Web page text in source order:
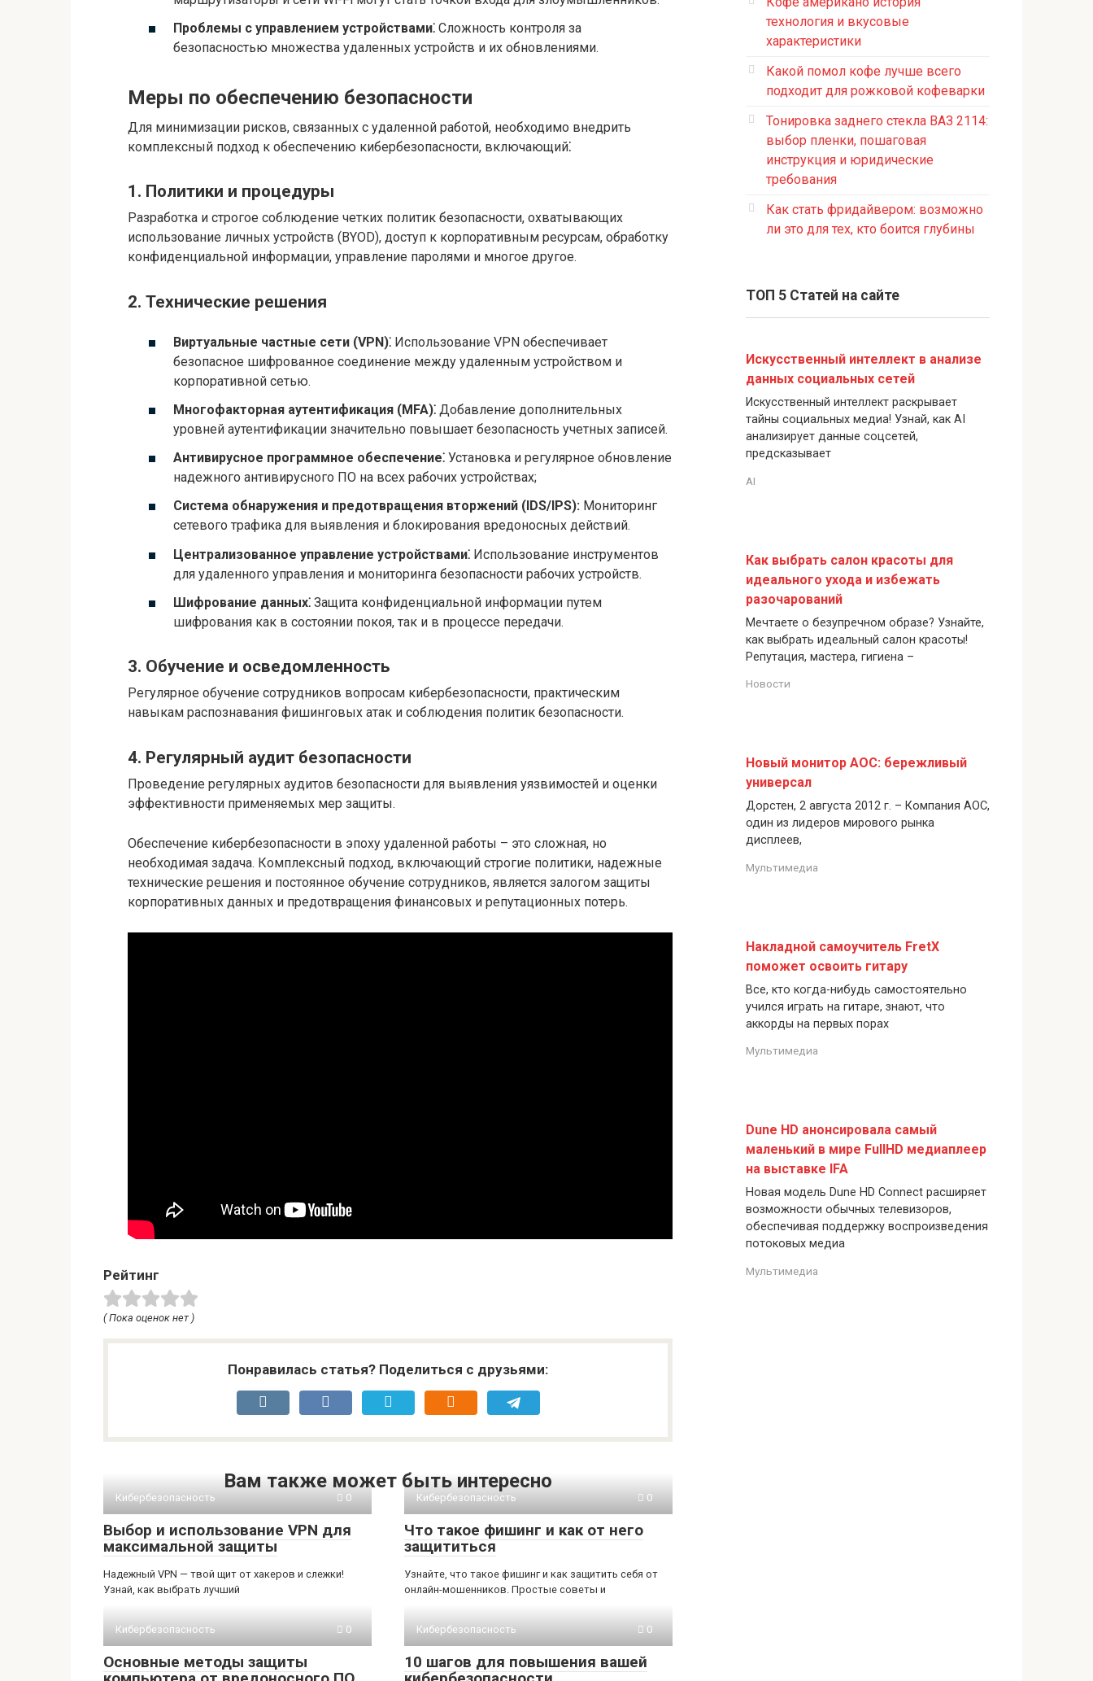
Проблемы с управлением устройствами⁚ Сложность контроля за
безопасностью множества удаленных устройств и их обновлениями.
Меры по обеспечению безопасности
Для минимизации рисков, связанных с удаленной работой, необходимо внедрить
комплексный подход к обеспечению кибербезопасности, включающий⁚
1. Политики и процедуры
Разработка и строгое соблюдение четких политик безопасности, охватывающих
использование личных устройств (BYOD), доступ к корпоративным ресурсам, обработку
конфиденциальной информации, управление паролями и многое другое.
2. Технические решения
Виртуальные частные сети (VPN)⁚ Использование VPN обеспечивает
безопасное шифрованное соединение между удаленным устройством и
корпоративной сетью.
Многофакторная аутентификация (MFA)⁚ Добавление дополнительных
уровней аутентификации значительно повышает безопасность учетных записей.
Антивирусное программное обеспечение⁚ Установка и регулярное обновление
надежного антивирусного ПО на всех рабочих устройствах;
Система обнаружения и предотвращения вторжений (IDS/IPS): Мониторинг
сетевого трафика для выявления и блокирования вредоносных действий.
Централизованное управление устройствами⁚ Использование инструментов
для удаленного управления и мониторинга безопасности рабочих устройств.
Шифрование данных⁚ Защита конфиденциальной информации путем
шифрования как в состоянии покоя, так и в процессе передачи.
3. Обучение и осведомленность
Регулярное обучение сотрудников вопросам кибербезопасности, практическим
навыкам распознавания фишинговых атак и соблюдения политик безопасности.
4. Регулярный аудит безопасности
Проведение регулярных аудитов безопасности для выявления уязвимостей и оценки
эффективности применяемых мер защиты.
Обеспечение кибербезопасности в эпоху удаленной работы – это сложная, но
необходимая задача. Комплексный подход, включающий строгие политики, надежные
технические решения и постоянное обучение сотрудников, является залогом защиты
корпоративных данных и предотвращения финансовых и репутационных потерь.
Рейтинг
( Пока оценок нет )
Понравилась статья? Поделиться с друзьями:
Вам также может быть интересно
Кибербезопасность 0
Выбор и использование VPN для
максимальной защиты
Надежный VPN — твой щит от хакеров и слежки!
Узнай, как выбрать лучший
Кибербезопасность 0
Что такое фишинг и как от него
защититься
Узнайте, что такое фишинг и как защитить себя от
онлайн-мошенников. Простые советы и
Кибербезопасность 0
Основные методы защиты
Кибербезопасность 0
10 шагов для повышения вашей
технология и вкусовые
характеристики
Какой помол кофе лучше всего
подходит для рожковой кофеварки
Тонировка заднего стекла ВАЗ 2114:
выбор пленки, пошаговая
инструкция и юридические
требования
Как стать фридайвером: возможно
ли это для тех, кто боится глубины
ТОП 5 Статей на сайте
Искусственный интеллект в анализе
данных социальных сетей
Искусственный интеллект раскрывает
тайны социальных медиа! Узнай, как AI
анализирует данные соцсетей,
предсказывает
AI
Как выбрать салон красоты для
идеального ухода и избежать
разочарований
Мечтаете о безупречном образе? Узнайте,
как выбрать идеальный салон красоты!
Репутация, мастера, гигиена –
Новости
Новый монитор AOC: бережливый
универсал
Дорстен, 2 августа 2012 г. – Компания AOC,
один из лидеров мирового рынка
дисплеев,
Мультимедиа
Накладной самоучитель FretX
поможет освоить гитару
Все, кто когда-нибудь самостоятельно
учился играть на гитаре, знают, что
аккорды на первых порах
Мультимедиа
Dune HD анонсировала самый
маленький в мире FullHD медиаплеер
на выставке IFA
Новая модель Dune HD Connect расширяет
возможности обычных телевизоров,
обеспечивая поддержку воспроизведения
потоковых медиа
Мультимедиа